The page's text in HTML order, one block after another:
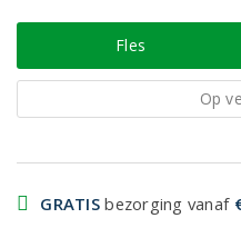
Fles
Op
GRATIS bezorging vanaf